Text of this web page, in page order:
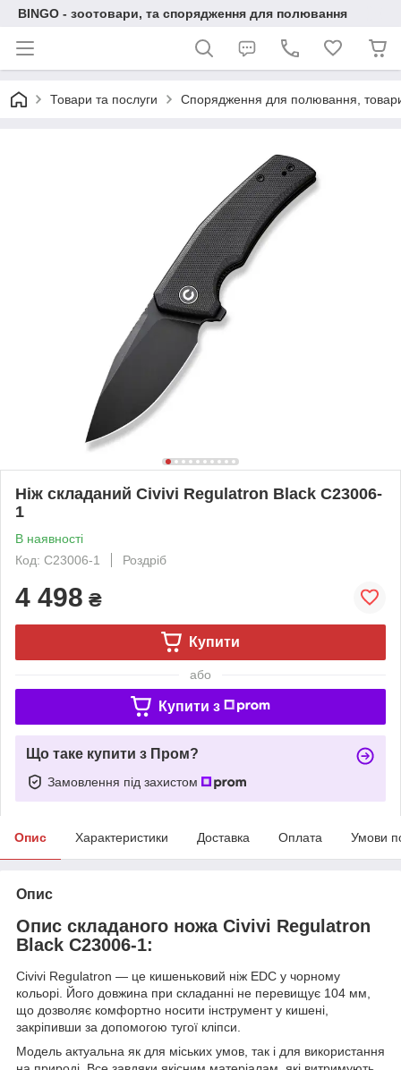
BINGO - зоотовари, та спорядження для полювання
Товари та послуги Спорядження для полювання,
Ніж складаний Civivi Regulatron Black C23006-
1
В наявності
Код: C23006-1
Роздріб
4 498 ₴
Купити
або
Купити з
Що таке купити з Пром?
Замовлення під захистом
Опис Характеристики Доставка Оплата Умови
Опис
Опис складаного ножа Civivi Regulatron
Black C23006-1:
Civivi Regulatron — це кишеньковий ніж EDC у чорному
кольорі. Його довжина при складанні не перевищує 104 мм,
що дозволяє комфортно носити інструмент у кишені,
закріпивши за допомогою тугої кліпси.
Модель актуальна як для міських умов, так і для використання